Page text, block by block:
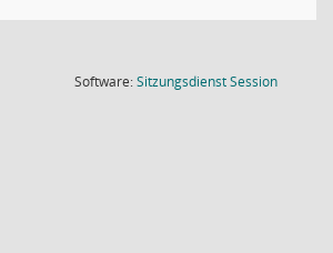
Software:SitzungsdienstSession(Wird in